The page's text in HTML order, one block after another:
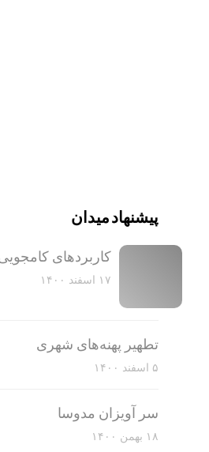
پیشنهاد میدان
کاربرد‌های
۱۷ اسفند ۱۴۰۰
تطهیر پهنه‌های شهری
۵ اسفند ۱۴۰۰
سر آویزان مدوسا
۱۸ بهمن ۱۴۰۰